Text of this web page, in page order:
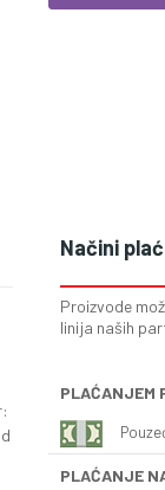
Načini
Proizvode
linija naših
PLAĆANJEM
PLAĆANJE